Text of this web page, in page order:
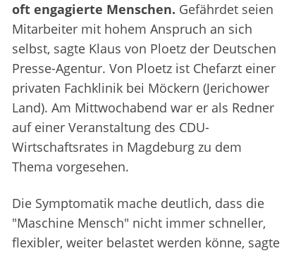
oft engagierte Menschen. Gefährdet seien
Mitarbeiter mit hohem Anspruch an sich
selbst, sagte Klaus von Ploetz der Deutschen
Presse-Agentur. Von Ploetz ist Chefarzt einer
privaten Fachklinik bei Möckern (Jerichower
Land). Am Mittwochabend war er als Redner
auf einer Veranstaltung des CDU-
Wirtschaftsrates in Magdeburg zu dem
Thema vorgesehen.
Die Symptomatik mache deutlich, dass die
"Maschine Mensch" nicht immer schneller,
flexibler, weiter belastet werden könne, sagte